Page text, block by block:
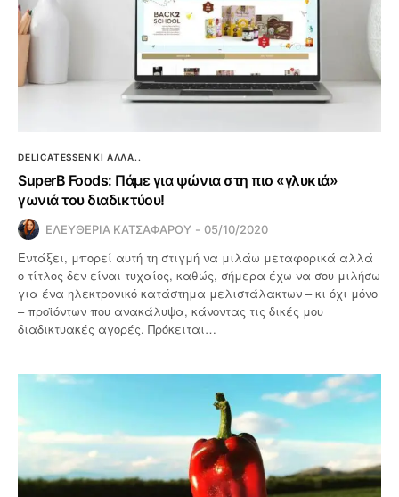
DELICATESSEN ΚΙ ΑΛΛΑ..
SuperB Foods: Πάμε για ψώνια στη πιο «γλυκιά»
γωνιά του διαδικτύου!
ΕΛΕΥΘΕΡΙΑ ΚΑΤΣΑΦΑΡΟΥ 05/10/2020
Εντάξει, μπορεί αυτή τη στιγμή να μιλάω μεταφορικά αλλά
ο τίτλος δεν είναι τυχαίος, καθώς, σήμερα έχω να σου μιλήσω
για ένα ηλεκτρονικό κατάστημα μελιστάλακτων – κι όχι μόνο
– προϊόντων που ανακάλυψα, κάνοντας τις δικές μου
διαδικτυακές αγορές. Πρόκειται…